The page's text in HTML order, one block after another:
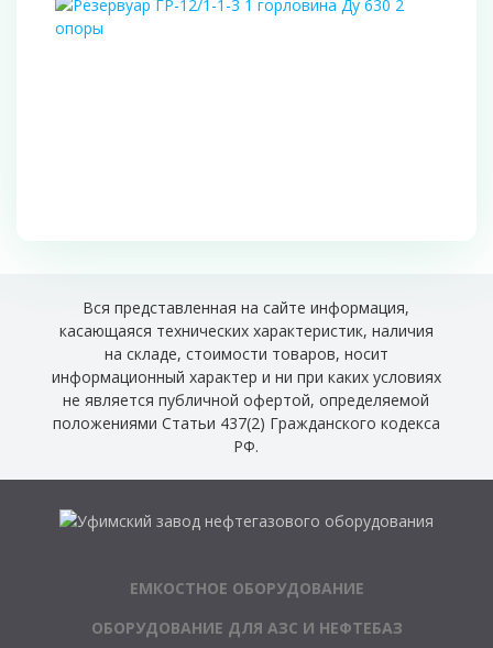
Вся представленная на сайте информация,
касающаяся технических характеристик, наличия
на складе, стоимости товаров, носит
информационный характер и ни при каких условиях
не является публичной офертой, определяемой
положениями Статьи 437(2) Гражданского кодекса
РФ.
ЕМКОСТНОЕ ОБОРУДОВАНИЕ
ОБОРУДОВАНИЕ ДЛЯ АЗС И НЕФТЕБАЗ